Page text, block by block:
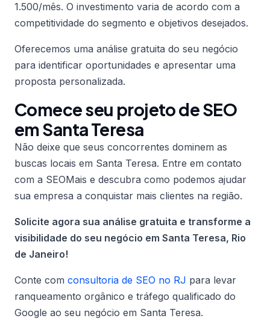
1.500/mês. O investimento varia de acordo com a
competitividade do segmento e objetivos desejados.
Oferecemos uma análise gratuita do seu negócio
para identificar oportunidades e apresentar uma
proposta personalizada.
Comece seu projeto de SEO
em Santa Teresa
Não deixe que seus concorrentes dominem as
buscas locais em Santa Teresa. Entre em contato
com a SEOMais e descubra como podemos ajudar
sua empresa a conquistar mais clientes na região.
Solicite agora sua análise gratuita e transforme a
visibilidade do seu negócio em Santa Teresa, Rio
de Janeiro!
Conte com consultoria de SEO no RJ para levar
ranqueamento orgânico e tráfego qualificado do
Google ao seu negócio em Santa Teresa.